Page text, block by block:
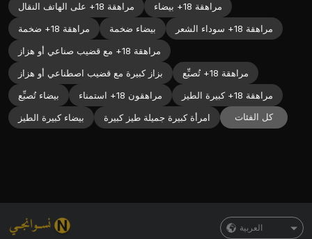
مراهقة 18+ على الهاتف النقال
مراهقة 18+ بيضاء
مراهقة 18+ ضخمة
بيضاء ضخمة
مراهقة 18+ سوداء الشعر
مراهقة 18+ مع قضيب صناعي أو هزاز
بزاز كبيرة مع قضيب اصطناعي أو هزاز
مراهقة 18+ تُصبِّع
بيضاء تُصبِّع
مراهقون 18+ استمناء
مراهقة 18+ كبيرة الطيز
بيضاء كبيرة الطيز
امرأة كبيرة جميلة طيز كبيرة كل الفئات
العربية